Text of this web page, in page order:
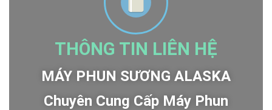
THÔNG TIN LIÊN HỆ
MÁY PHUN SƯƠNG ALASKA
Chuyên Cung Cấp Máy Phun